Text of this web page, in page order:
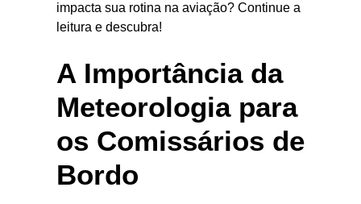
impacta sua rotina na aviação? Continue a
leitura e descubra!
A Importância da
Meteorologia para
os Comissários de
Bordo